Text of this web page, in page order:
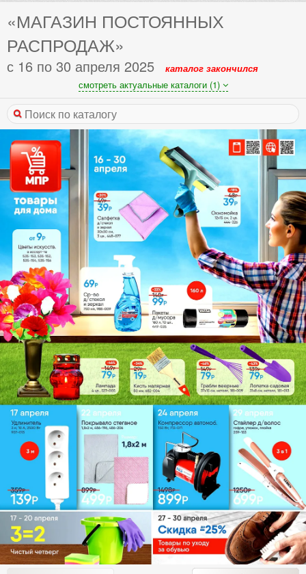
«МАГАЗИН ПОСТОЯННЫХ
РАСПРОДАЖ»
с 16 по 30 апреля 2025
каталог закончился
смотреть актуальные каталоги (1)